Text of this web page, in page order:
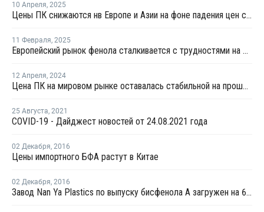
10 Апреля, 2025
Цены ПК снижаются нв Европе и Азии на фоне падения цен сырья
11 Февраля, 2025
Европейский рынок фенола сталкивается с трудностями на фоне слабого спроса и глобального переизбытка предложения
12 Апреля, 2024
Цена ПК на мировом рынке оставалась стабильной на прошлой неделе
25 Августа, 2021
COVID-19 - Дайджест новостей от 24.08.2021 года
02 Декабря, 2016
Цены импортного БФА растут в Китае
02 Декабря, 2016
Завод Nan Ya Plastics по выпуску бисфенола А загружен на 60-70%